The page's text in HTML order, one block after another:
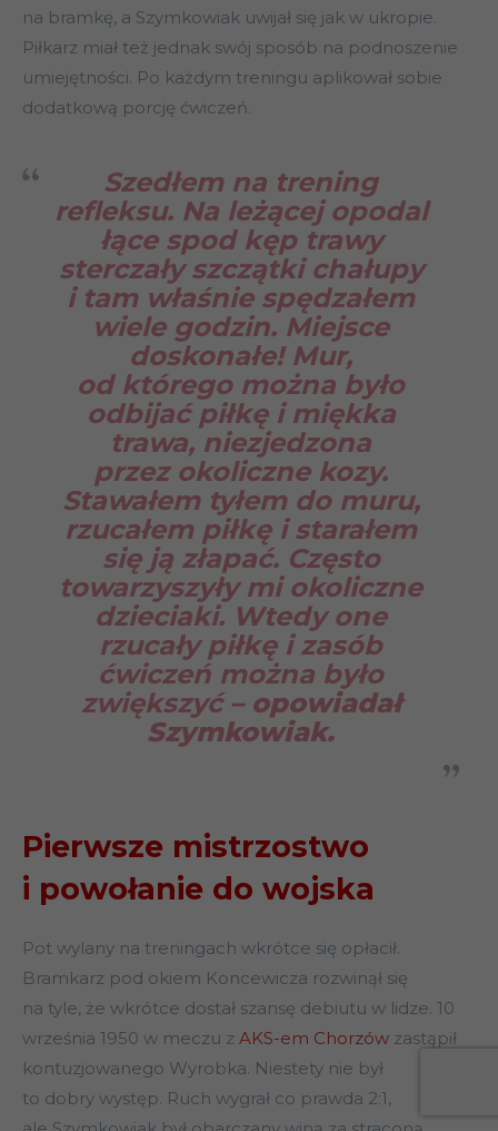
na bramkę, a Szymkowiak uwijał się jak w ukropie.
Piłkarz miał też jednak swój sposób na podnoszenie
umiejętności. Po każdym treningu aplikował sobie
dodatkową porcję ćwiczeń.
Szedłem na trening
refleksu. Na leżącej opodal
łące spod kęp trawy
sterczały szczątki chałupy
i tam właśnie spędzałem
wiele godzin. Miejsce
doskonałe! Mur,
od którego można było
odbijać piłkę i miękka
trawa, niezjedzona
przez okoliczne kozy.
Stawałem tyłem do muru,
rzucałem piłkę i starałem
się ją złapać. Często
towarzyszyły mi okoliczne
dzieciaki. Wtedy one
rzucały piłkę i zasób
ćwiczeń można było
zwiększyć – opowiadał
Szymkowiak.
Pierwsze mistrzostwo
i powołanie do wojska
Pot wylany na treningach wkrótce się opłacił.
Bramkarz pod okiem Koncewicza rozwinął się
na tyle, że wkrótce dostał szansę debiutu w lidze. 10
września 1950 w meczu z AKS-em Chorzów zastąpił
kontuzjowanego Wyrobka. Niestety nie był
to dobry występ. Ruch wygrał co prawda 2:1,